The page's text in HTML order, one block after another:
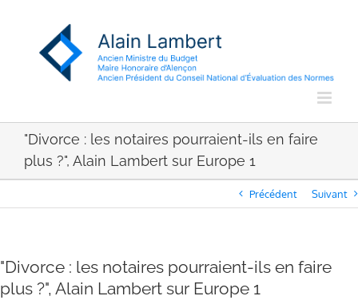
"Divorce : les notaires pourraient-ils en faire
plus ?", Alain Lambert sur Europe 1
Précédent Suivant
"Divorce : les notaires pourraient-ils en faire
plus ?", Alain Lambert sur Europe 1